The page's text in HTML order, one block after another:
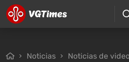
Noticias Noticias de